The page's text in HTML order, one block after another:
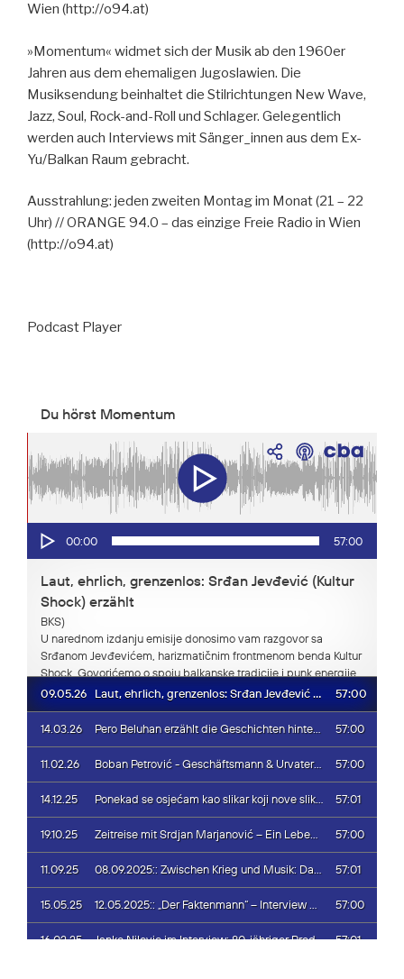
Wien (http://o94.at)
»Momentum« widmet sich der Musik ab den 1960er
Jahren aus dem ehemaligen Jugoslawien. Die
Musiksendung beinhaltet die Stilrichtungen New Wave,
Jazz, Soul, Rock-and-Roll und Schlager. Gelegentlich
werden auch Interviews mit Sänger_innen aus dem Ex-
Yu/Balkan Raum gebracht.
Ausstrahlung: jeden zweiten Montag im Monat (21 – 22
Uhr) // ORANGE 94.0 – das einzige Freie Radio in Wien
(http://o94.at)
Podcast Player